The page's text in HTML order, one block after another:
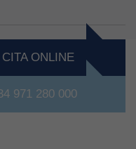
CITA ONLINE
971 280 000